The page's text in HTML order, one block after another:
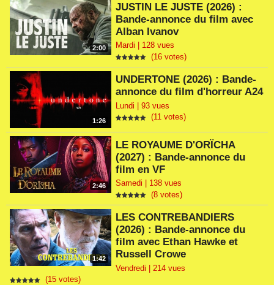
2:00
JUSTIN LE JUSTE (2026) :
Bande-annonce du film avec
Alban Ivanov
Mardi | 128 vues
(16 votes)
1:26
UNDERTONE (2026) : Bande-
annonce du film d'horreur A24
Lundi | 93 vues
(11 votes)
2:46
LE ROYAUME D'ORÏCHA
(2027) : Bande-annonce du
film en VF
Samedi | 138 vues
(8 votes)
1:42
LES CONTREBANDIERS
(2026) : Bande-annonce du
film avec Ethan Hawke et
Russell Crowe
Vendredi | 214 vues
(15 votes)